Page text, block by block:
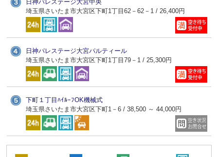
日神パレステージ大宮中央
埼玉県さいたま市大宮区下町1丁目62－62－1 / 26,400円
日神パレステージ大宮パルティール
埼玉県さいたま市大宮区下町1丁目79－1 / 25,300円
下町１丁目ﾊｲﾙｰﾌOK機械式
埼玉県さいたま市大宮区下町1－6 / 38,500 ～ 44,000円